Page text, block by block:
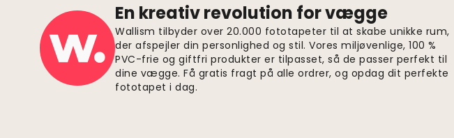
En kreativ revolution for vægge
Wallism tilbyder over 20.000 fototapeter til at skabe unikke rum,
der afspejler din personlighed og stil. Vores miljøvenlige, 100 %
PVC-frie og giftfri produkter er tilpasset, så de passer perfekt til
dine vægge. Få gratis fragt på alle ordrer, og opdag dit perfekte
fototapet i dag.